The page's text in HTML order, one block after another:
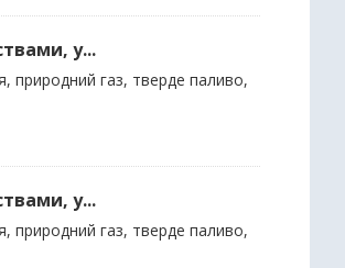
у...
природний газ, тверде паливо,
у...
природний газ, тверде паливо,